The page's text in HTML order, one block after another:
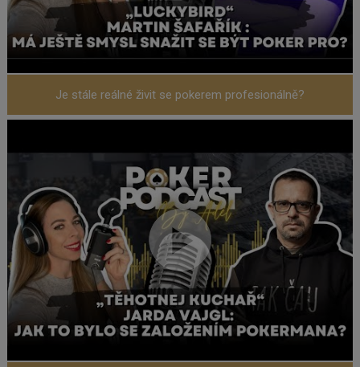
Je stále reálné živit se pokerem profesionálně?